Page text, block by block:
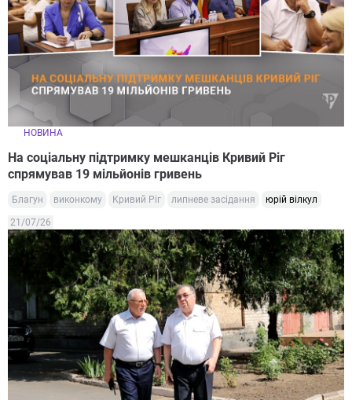
НОВИНА
На соціальну підтримку мешканців Кривий Ріг
спрямував 19 мільйонів гривень
Благун виконкому Кривий Ріг липневе засідання юрій вілкул
21/07/26